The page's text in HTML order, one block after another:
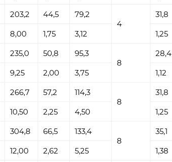
203,2 44,5
79,2
4
31,8
8,00 1,75 3,12 1,25
235,0 50,8
95,3
8
28,4
9,25 2,00 3,75 1,12
266,7 57,2
114,3
8
31,8
10,50 2,25 4,50 1,25
304,8 66,5
133,4
8
35,1
12,00 2,62 5,25 1,38